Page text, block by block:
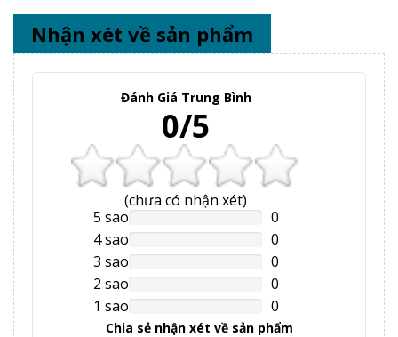
Nhận xét về sản phẩm
Đánh Giá Trung Bình
0/5
(chưa có nhận xét)
5 saoNAN%
Complete
0
4 saoNAN%
Complete
0
3 saoNAN%
Complete
0
2 saoNAN%
Complete
0
1 saoNAN%
Complete
0
Chia sẻ nhận xét về sản phẩm